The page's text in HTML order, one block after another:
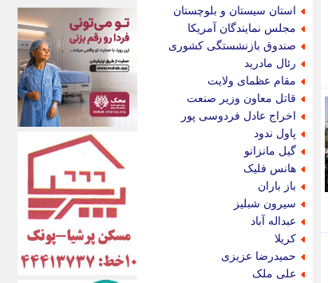
استان سیستان و بلوچستان
مجلس نمایندگان آمریکا
صندوق بازنشستگی کشوری
رئال مادرید
مقام عظمای ولایت
قاتل معاون وزیر صنعت
اخراج عادل فردوسی پور
پاول ندود
گیل مانزانو
هانس فلیک
باز باران
سیرون شبلیز
عبداله آباد
کریلا
حمیدرضا عزیزی
علی ملک
اکوفارس
اکونگار
اکونیوز
الف
انتشار آنلاین
اندیشه قرن
اندیشه معاصر
اندیشه ها
انرژی پرس
ای استخدام
ایتنا
ایراف
ایران آرت
ایران آنلاین
ایران زندگی